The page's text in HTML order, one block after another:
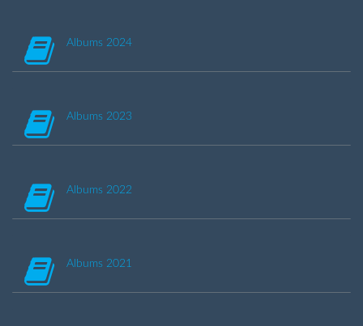
Albums 2024
Albums 2023
Albums 2022
Albums 2021